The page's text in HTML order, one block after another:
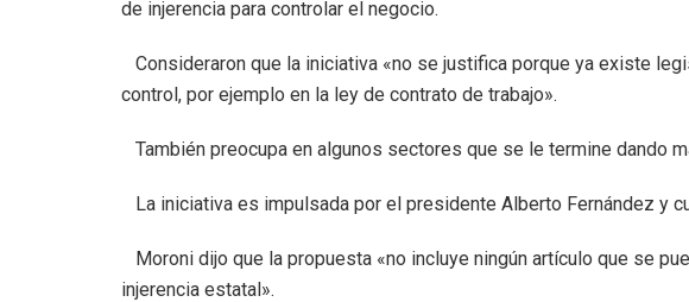
de injerencia para controlar el negocio.
Consideraron que la iniciativa «no se justifica porque ya existe
control, por ejemplo en la ley de contrato de trabajo».
También preocupa en algunos sectores que se le termine dando
La iniciativa es impulsada por el presidente Alberto Fernández y
Moroni dijo que la propuesta «no incluye ningún artículo que se
injerencia estatal».